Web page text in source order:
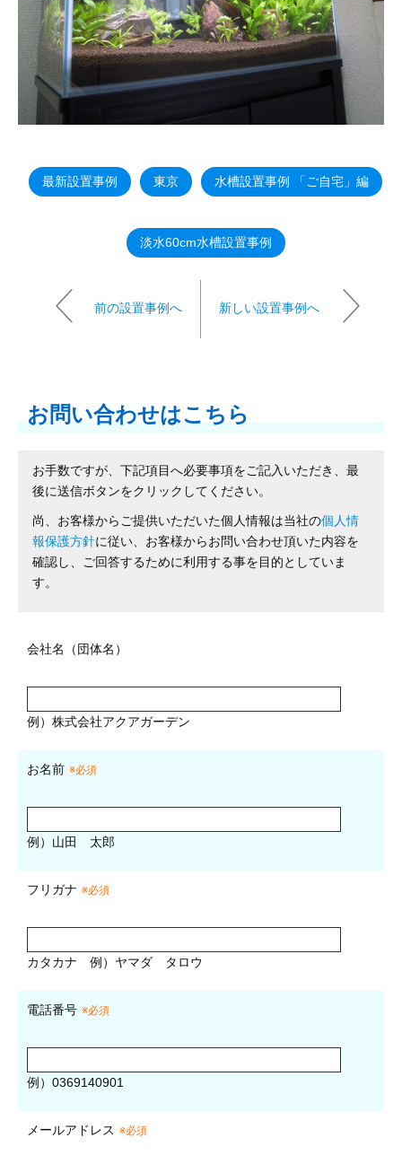
最新設置事例 東京 水槽設置事例 「ご自宅」編
淡水60cm水槽設置事例
前の設置事例へ 新しい設置事例へ
お問い合わせはこちら
お手数ですが、下記項目へ必要事項をご記入いただき、最
後に送信ボタンをクリックしてください。
尚、お客様からご提供いただいた個人情報は当社の個人情
報保護方針に従い、お客様からお問い合わせ頂いた内容を
確認し、ご回答するために利用する事を目的としていま
す。
会社名（団体名）
例）株式会社アクアガーデン
お名前 ※必須
例）山田 太郎
フリガナ ※必須
カタカナ 例）ヤマダ タロウ
電話番号 ※必須
例）0369140901
メールアドレス ※必須